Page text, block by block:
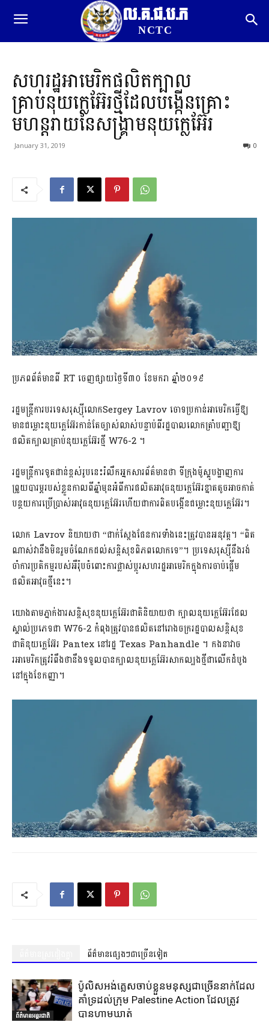
ល.គ.ជ.ប.ភ
NCTC
សហរដ្ឋអាមេរិកផលិតក្បាល
គ្រាប់នុយក្លេអ៊ែរថ្មីដែលបង្កើនគ្រោះ
មហន្តរាយនៃសង្គ្រាមនុយក្លេអ៊ែរ
January 31, 2019 0
ប្រភពព័ត៌មានពី RT ចេញផ្សាយថ្ងៃទី៣០ ខែមករា ឆ្នាំ២០១៩
រដ្ឋមន្ត្រីការបរទេសរុស្ស៊ីលោកSergey Lavrov ចោទប្រកាន់អាមេរិកធ្វើឱ្យ
មានជម្លោះនុយក្លេអ៊ែរកាន់តែច្បាស់លាស់បន្ទាប់ពីរដ្ឋបាលលោកត្រាំបញ្ជាឱ្យ
ផលិតក្បាលគ្រាប់នុយក្លេអ៊ែរថ្មី W76-2 ។
រដ្ឋមន្ត្រីការទូតជាន់ខ្ពស់រូបនេះរំលឹកអ្នកសារព័ត៌មានថា ទីក្រុងម៉ូស្គូបង្ហាញការ
ព្រួយបារម្ភរបស់ខ្លួនកាលពីឆ្នាំមុនអំពីការផលិតអាវុធនុយក្លេអ៊ែរខ្នាតតូចអាចកាត់
បន្ថយការប្រើប្រាស់អាវុធនុយក្លេអ៊ែរហើយជាការពិតបង្កើនជម្លោះនុយក្លេអ៊ែរ។
លោក Lavrov និយាយថា “ជាក់ស្តែងផែនការទាំងនេះត្រូវបានអនុវត្ត។ “ពិត
ណាស់វានឹងមិនរួមចំណែកដល់សន្តិសុខពិភពលោកទេ”។ ប្រទេសរុស្ស៊ីនឹងរង់
ចាំការប្រតិកម្មរបស់អឺរ៉ុបចំពោះការផ្លាស់ប្តូរសហរដ្ឋអាមេរិកក្នុងការចាប់ផ្តើម
ផលិតអាវុធថ្មីនេះ។
យោងតាមភ្នាក់ងារសន្តិសុខនុយក្លេអ៊ែរជាតិនិយាយថា ក្បាលនុយក្លេអ៊ែរដែល
ស្គាល់ប្រភេទជា W76-2 កំពុងត្រូវបានផលិតនៅរោងចក្ររដ្ឋបាលសន្តិសុខ
ជាតិនុយក្លេអ៊ែរ Pantex នៅរដ្ឋ Texas Panhandle ។ កងនាវាច
រអាមេរិកត្រូវរំពឹងថានឹងទទួលបានក្បាលនុយក្លេអ៊ែរសាកល្បងថ្មីជាលើកដំបូង
នៅក្នុងខែកញ្ញា។
ព័ត៌មានផ្សេងៗជាច្រើនទៀត
ព័ត៌មានអន្តរជាតិ
ប៉ូលិសអង់គ្លេសចាប់ខ្លួនមនុស្សជាច្រើននាក់ដែល
គាំទ្រដល់ក្រុម Palestine Action ដែលត្រូវ
បានហាមឃាត់